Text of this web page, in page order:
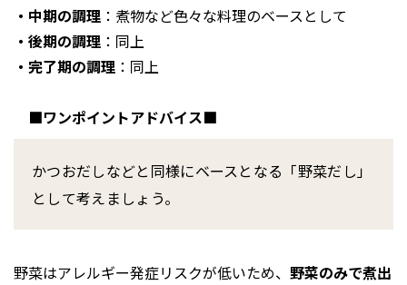
・中期の調理 ：煮物など色々な料理のベースとして
・後期の調理 ：同上
・完了期の調理 ：同上
■ワンポイントアドバイス■
かつおだしなどと同様にベースとなる「野菜だし」
として考えましょう。
野菜はアレルギー発症リスクが低いため、 野菜のみで煮出